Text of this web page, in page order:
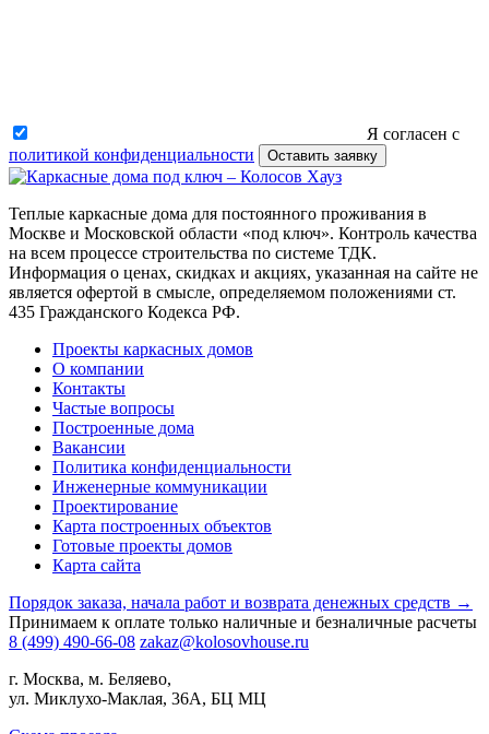
Я согласен с
политикой конфиденциальности
Оставить заявку
Теплые каркасные дома для постоянного проживания в
Москве и Московской области «под ключ». Контроль качества
на всем процессе строительства по системе ТДК.
Информация о ценах, скидках и акциях, указанная на сайте не
является офертой в смысле, определяемом положениями ст.
435 Гражданского Кодекса РФ.
Проекты каркасных домов
О компании
Контакты
Частые вопросы
Построенные дома
Вакансии
Политика конфиденциальности
Инженерные коммуникации
Проектирование
Карта построенных объектов
Готовые проекты домов
Карта сайта
Порядок заказа, начала работ и возврата денежных средств →
Принимаем к оплате только наличные и безналичные расчеты
8 (499) 490-66-08 zakaz@kolosovhouse.ru
г. Москва, м. Беляево,
ул. Миклухо-Маклая, 36А, БЦ МЦ